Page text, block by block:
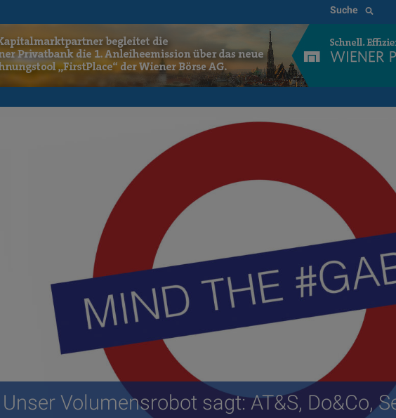
Suche
Unser Volumensrobot sagt: AT&S, Do&Co,